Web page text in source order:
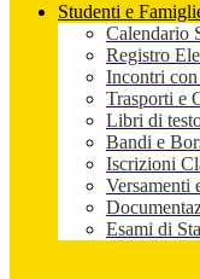
Studenti e
Calendario
Registro
Incontri
Trasporti e
Libri di
Bandi e
Iscrizioni
Versamenti
Esami di